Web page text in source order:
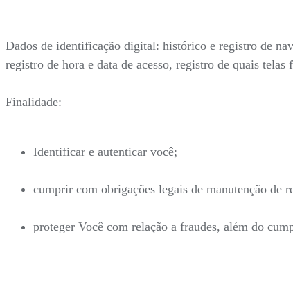
Dados de identificação digital: histórico e registro de
registro de hora e data de acesso, registro de quais telas
Finalidade:
Identificar e autenticar você;
cumprir com obrigações legais de manutenção
proteger Você com relação a fraudes, além do